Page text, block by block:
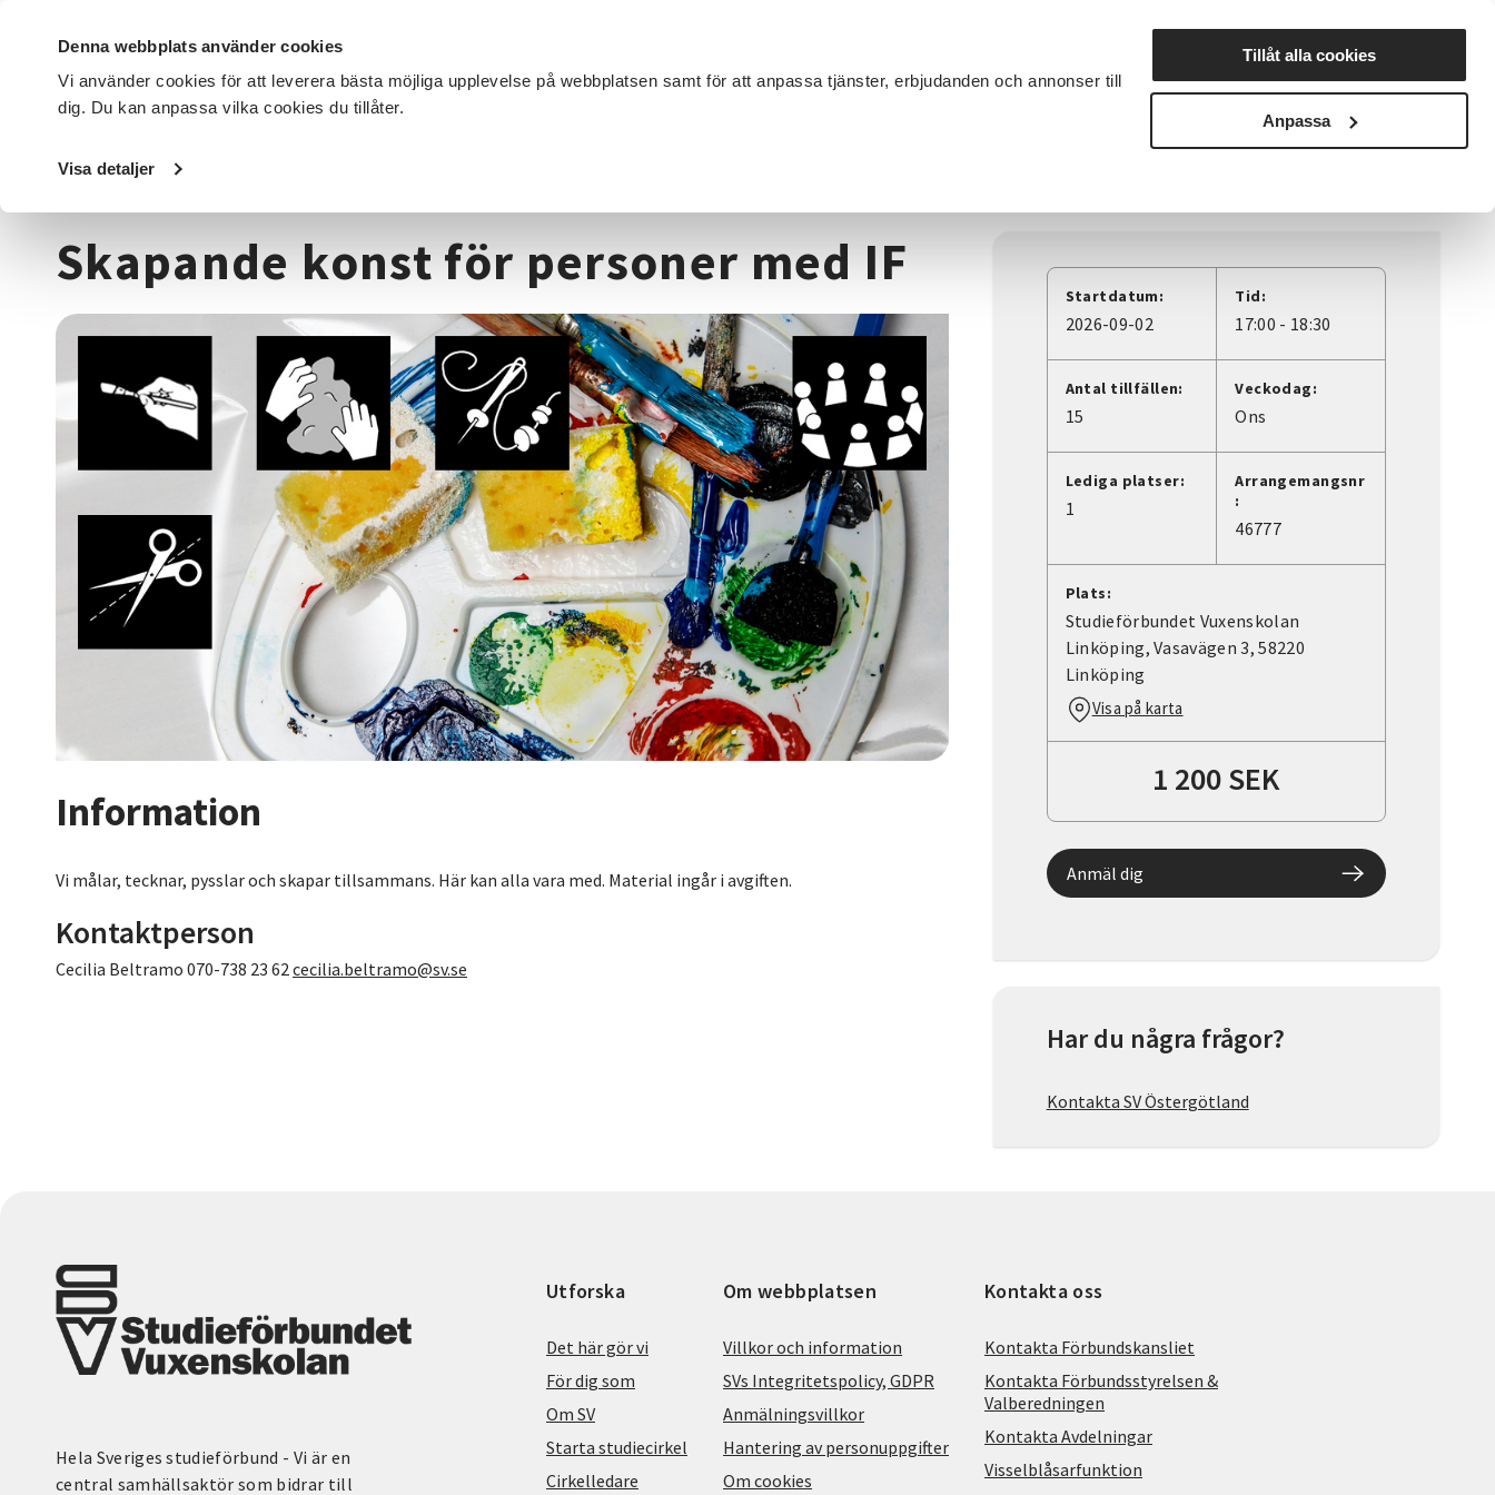
Denna webbplats använder cookies
Vi använder cookies för att leverera bästa möjliga upplevelse på webbplatsen samt för att anpassa tjänster, erbjudanden och annonser till
dig. Du kan anpassa vilka cookies du tillåter.
Visa detaljer
Tillåt alla cookies
Anpassa
DET HÄR GÖR VI FÖR DIG SOM SÖK KURSER OCH EVENEMANG Nyheter Avdelningar
Startsida / Kurser och evenemang
Skapande konst för personer med IF
Information
Vi målar, tecknar, pysslar och skapar tillsammans. Här kan alla vara med. Material ingår i avgiften.
Kontaktperson
Cecilia Beltramo 070-738 23 62 cecilia.beltramo@sv.se
Startdatum:
2026-09-02
Tid:
17:00 - 18:30
Antal tillfällen:
15
Veckodag:
Ons
Lediga platser:
1
Arrangemangsnr
:
46777
Plats:
Studieförbundet Vuxenskolan
Linköping, Vasavägen 3, 58220
Linköping
Visa på karta
1 200 SEK
Anmäl dig
Har du några frågor?
Kontakta SV Östergötland
Hela Sveriges studieförbund - Vi är en
central samhällsaktör som bidrar till
Utforska
Det här gör vi
För dig som
Om SV
Starta studiecirkel
Cirkelledare
Om webbplatsen
Villkor och information
SVs Integritetspolicy, GDPR
Anmälningsvillkor
Hantering av personuppgifter
Om cookies
Kontakta oss
Kontakta Förbundskansliet
Kontakta Förbundsstyrelsen &
Valberedningen
Kontakta Avdelningar
Visselblåsarfunktion